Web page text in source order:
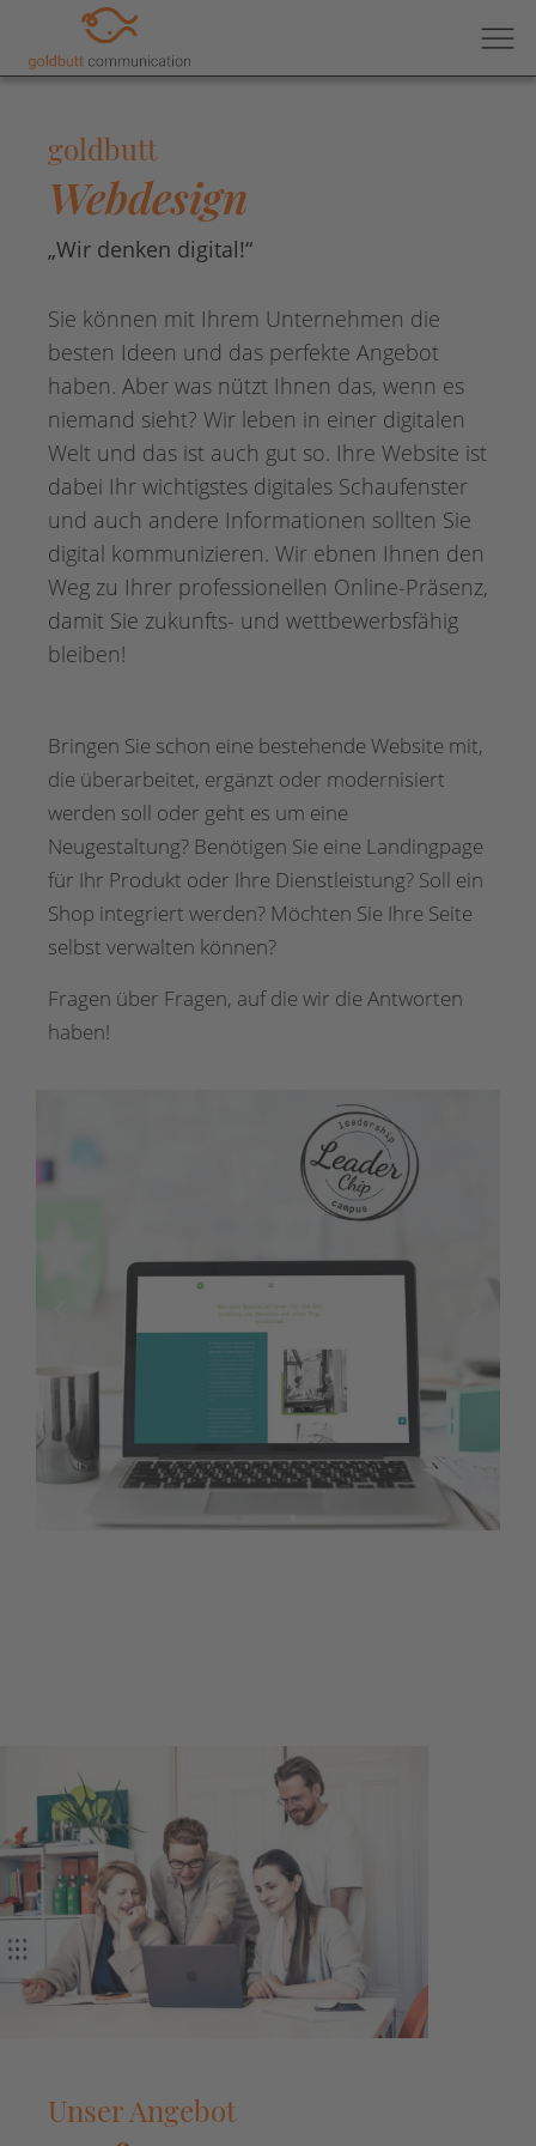
goldbutt
Webdesign
„Wir denken digital!“
Sie können mit Ihrem Unternehmen die
besten Ideen und das perfekte Angebot
haben. Aber was nützt Ihnen das, wenn es
niemand sieht? Wir leben in einer digitalen
Welt und das ist auch gut so. Ihre Website ist
dabei Ihr wichtigstes digitales Schaufenster
und auch andere Informationen sollten Sie
digital kommunizieren. Wir ebnen Ihnen den
Weg zu Ihrer professionellen Online-Präsenz,
damit Sie zukunfts- und wettbewerbsfähig
bleiben!
Bringen Sie schon eine bestehende Website mit,
die überarbeitet, ergänzt oder modernisiert
werden soll oder geht es um eine
Neugestaltung? Benötigen Sie eine Landingpage
für Ihr Produkt oder Ihre Dienstleistung? Soll ein
Shop integriert werden? Möchten Sie Ihre Seite
selbst verwalten können?
Fragen über Fragen, auf die wir die Antworten
haben!
Unser Angebot